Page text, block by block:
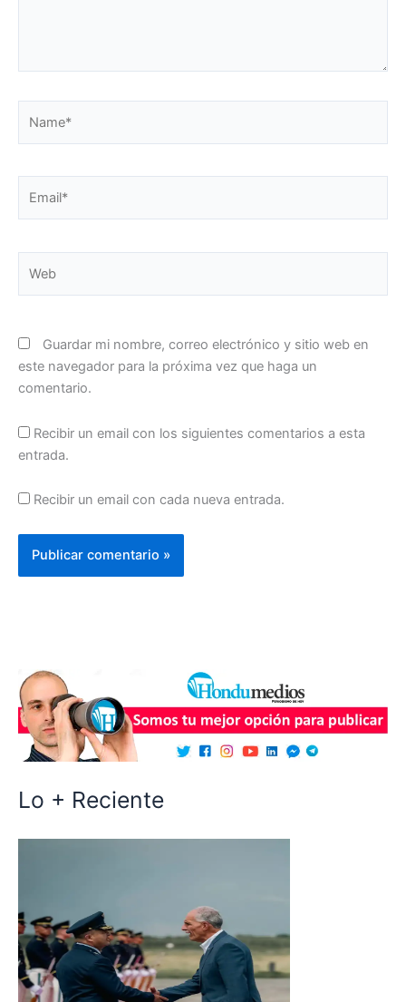
Guardar mi nombre, correo electrónico y sitio web en
este navegador para la próxima vez que haga un
comentario.
Recibir un email con los siguientes comentarios a esta
entrada.
Recibir un email con cada nueva entrada.
Lo + Reciente